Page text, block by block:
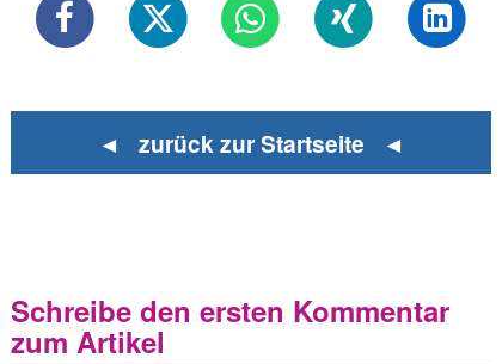
◄ zurück zur Startseite ◄
Schreibe den ersten Kommentar
zum Artikel